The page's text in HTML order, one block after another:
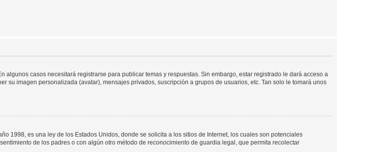
algunos casos necesitará registrarse para publicar temas y respuestas. Sin embargo, estar registrado le dará acceso a
su imagen personalizada (avatar), mensajes privados, suscripción a grupos de usuarios, etc. Tan solo le tomará unos
1998, es una ley de los Estados Unidos, donde se solicita a los sitios de Internet, los cuales son potenciales
de los padres o con algún otro método de reconocimiento de guardia legal, que permita recolectar